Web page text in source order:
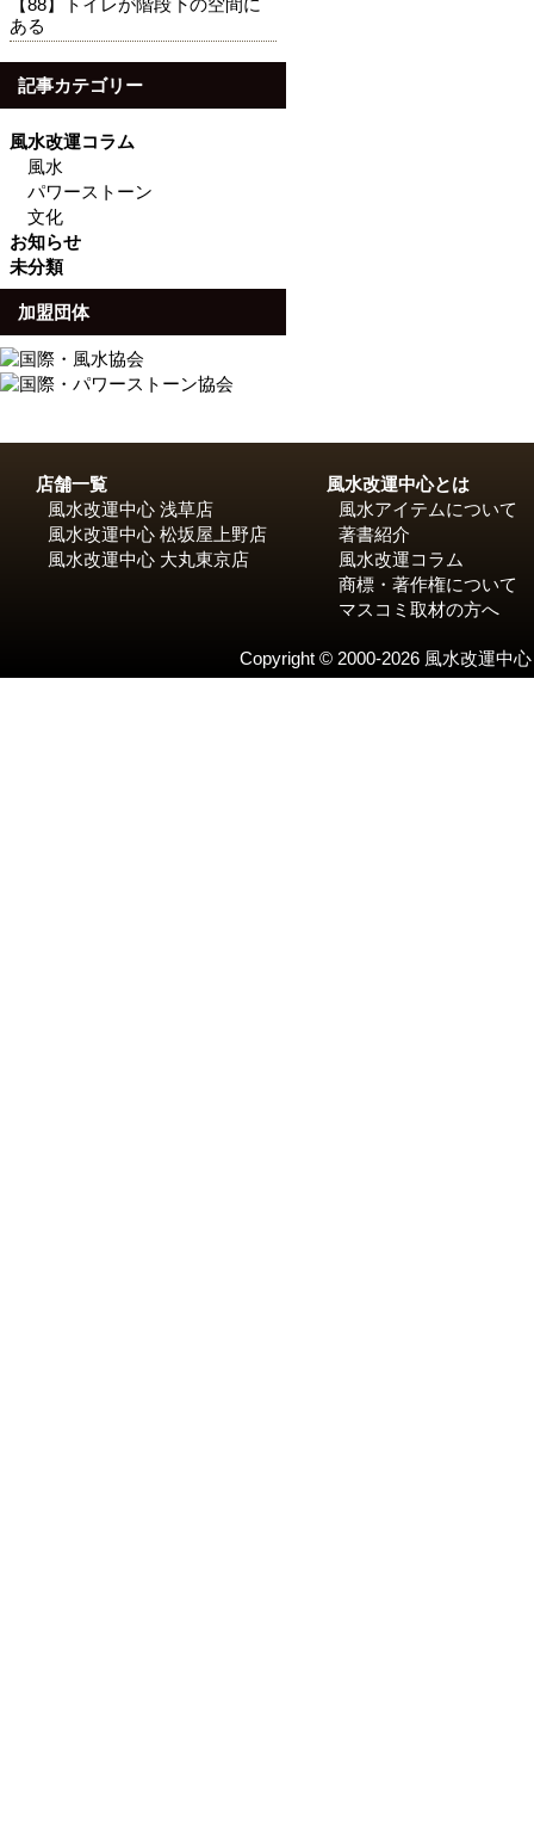
【88】トイレが階段下の空間に
ある
記事カテゴリー
風水改運コラム
風水
パワーストーン
文化
お知らせ
未分類
加盟団体
店舗一覧
風水改運中心 浅草店
風水改運中心 松坂屋上野店
風水改運中心 大丸東京店
風水改運中心とは
風水アイテムについて
著書紹介
風水改運コラム
商標・著作権について
マスコミ取材の方へ
Copyright © 2000-2026 風水改運中